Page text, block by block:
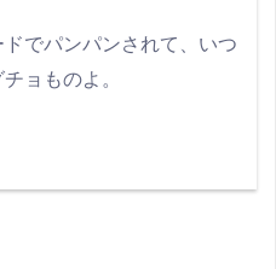
でパンパンされて、いつ
ョものよ。